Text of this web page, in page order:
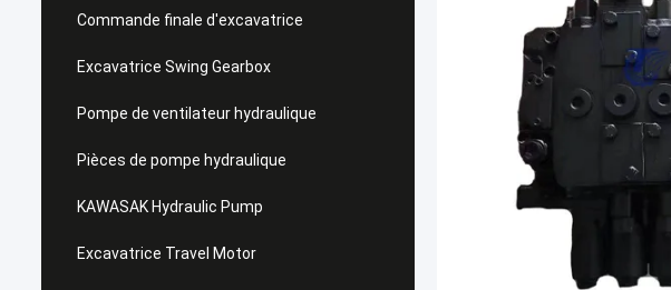
Commande finale d'excavatrice
Excavatrice Swing Gearbox
Pompe de ventilateur hydraulique
Pièces de pompe hydraulique
KAWASAK Hydraulic Pump
Excavatrice Travel Motor